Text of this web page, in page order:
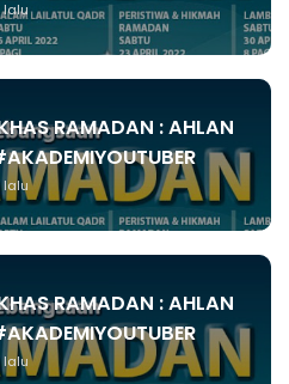
lalu
RAMADAN : AHLAN
lalu
RAMADAN : AHLAN
lalu